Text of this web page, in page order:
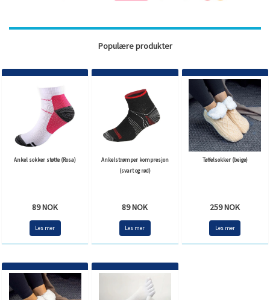
Populære produkter
Ankel sokker støtte (Rosa)
89 NOK
Les mer
Ankelstrømper kompresjon
(svart og rød)
89 NOK
Les mer
Tøffelsokker (beige)
259 NOK
Les mer